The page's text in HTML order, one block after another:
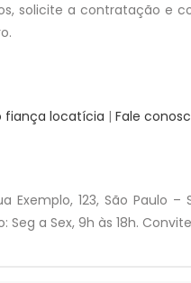
solicite a contratação e
fiança locatícia | Fale
123, São Paulo –
Seg a Sex, 9h às 18h.